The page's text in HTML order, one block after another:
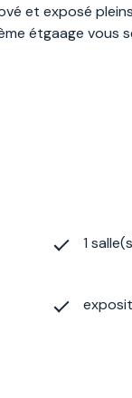
et exposé
étgaage vous
1